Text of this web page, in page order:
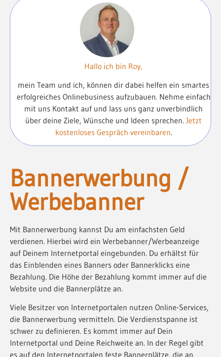
Hallo ich bin Roy,
mein Team und ich, können dir dabei helfen ein smartes
erfolgreiches Onlinebusiness aufzubauen. Nehme einfach
mit uns Kontakt auf und lass uns ganz unverbindlich
über deine Ziele, Wünsche und Ideen sprechen. Jetzt
kostenloses Gespräch vereinbaren.
Bannerwerbung /
Werbebanner
Mit Bannerwerbung kannst Du am einfachsten Geld
verdienen. Hierbei wird ein Werbebanner/Werbeanzeige
auf Deinem Internetportal eingebunden. Du erhältst für
das Einblenden eines Banners oder Bannerklicks eine
Bezahlung. Die Höhe der Bezahlung kommt immer auf die
Website und die Bannerplätze an.
Viele Besitzer von Internetportalen nutzen Online-Services,
die Bannerwerbung vermitteln. Die Verdienstspanne ist
schwer zu definieren. Es kommt immer auf Dein
Internetportal und Deine Reichweite an. In der Regel gibt
es auf den Internetportalen feste Bannerplätze, die an